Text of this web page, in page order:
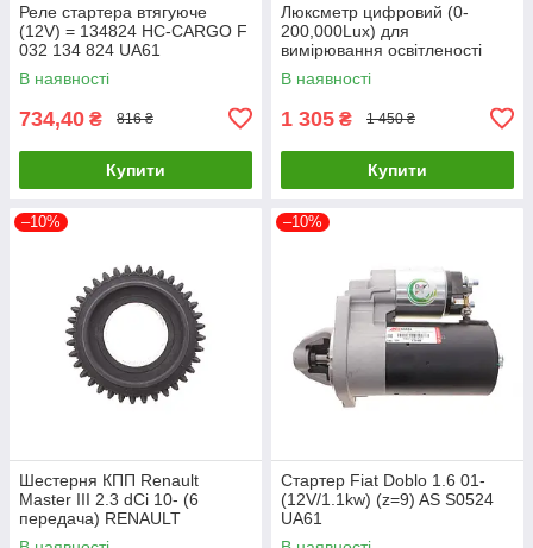
Реле стартера втягуюче
(12V) = 134824 HC-CARGO F
032 134 824 UA61
В наявності
734,40 ₴ 816 ₴
Купити
Люксметр цифровий (0-
200,000Lux) для
вимірювання освітленості
AUTOOL TE301 UA61
В наявності
1 305 ₴ 1 450 ₴
Купити
–10%
Шестерня КПП Renault
Master III 2.3 dCi 10- (6
передача) RENAULT
8200118982 UA61
–10%
Стартер Fiat Doblo 1.6 01-
(12V/1.1kw) (z=9) AS S0524
UA61